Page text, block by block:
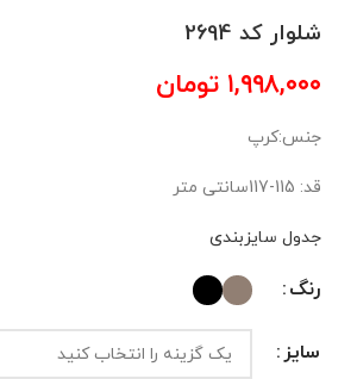
شلوار کد 2694
۱,۹۹۸,۰۰۰ تومان
جنس:کرپ
قد: 115-117سانتی متر
جدول سایزبندی
رنگ
سایز